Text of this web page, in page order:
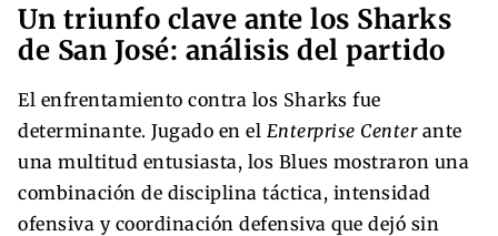
Un triunfo clave ante los Sharks
de San José: análisis del partido
El enfrentamiento contra los Sharks fue
determinante. Jugado en el Enterprise Centerante
una multitud entusiasta, los Blues mostraron una
combinación de disciplina táctica, intensidad
ofensiva y coordinación defensiva que dejó sin